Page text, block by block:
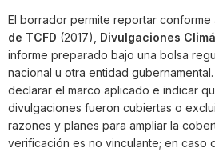
El borrador permite reportar conforme
de TCFD (2017), Divulgaciones
informe preparado bajo una bolsa
nacional u otra entidad
declarar el marco aplicado e indicar
divulgaciones fueron cubiertas o
razones y planes para ampliar la
verificación es no vinculante; en caso